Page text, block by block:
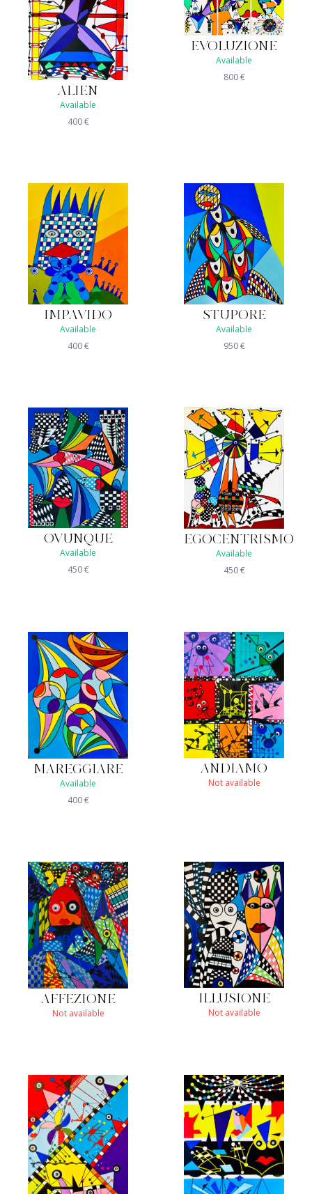
ALIEN
Available
400€
EVOLUZIONE
Available
800€
IMPAVIDO
Available
400€
STUPORE
Available
950€
OVUNQUE
Available
450€
EGOCENTRISMO
Available
450€
MAREGGIARE
Available
400€
ANDIAMO
Not available
AFFEZIONE
Not available
ILLUSIONE
Not available